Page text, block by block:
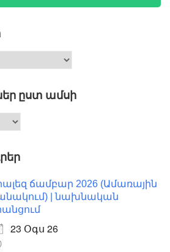
ըստ ամսի
ճամբար 2026 (Ամառային
| նախնական
23 Օգս 26